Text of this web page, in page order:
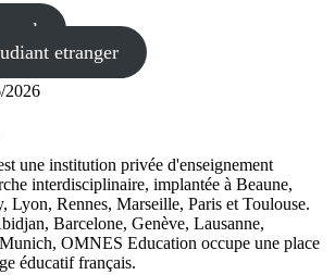
etranger
2026
une institution privée d'enseignement
interdisciplinaire, implantée à Beaune,
Lyon, Rennes, Marseille, Paris et Toulouse.
Barcelone, Genève, Lausanne,
OMNES Education occupe une place
éducatif français.